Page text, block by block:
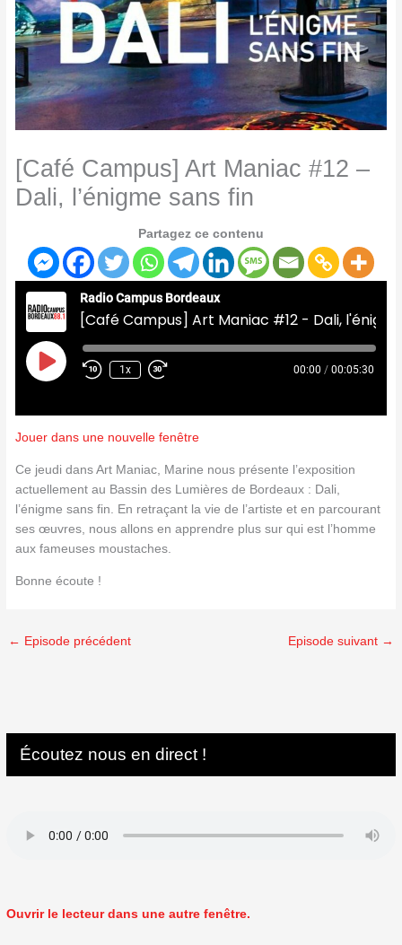
[Café Campus] Art Maniac #12 –
Dali, l’énigme sans fin
Partagez ce contenu
Radio Campus Bordeaux
Play
Episode
1x 00:00 / 00:05:30
Jouer dans une nouvelle fenêtre
Ce jeudi dans Art Maniac, Marine nous présente l’exposition
actuellement au Bassin des Lumières de Bordeaux : Dali,
l’énigme sans fin. En retraçant la vie de l’artiste et en parcourant
ses œuvres, nous allons en apprendre plus sur qui est l’homme
aux fameuses moustaches.
Bonne écoute !
← Episode précédent Episode suivant →
Écoutez nous en direct !
Ouvrir le lecteur dans une autre fenêtre.